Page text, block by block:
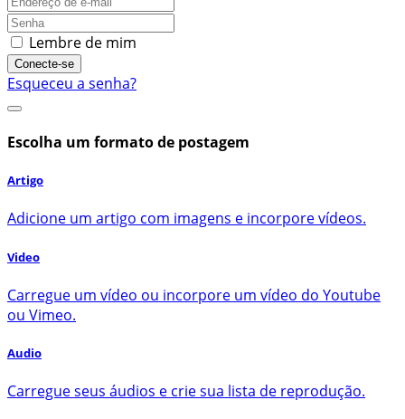
Lembre de mim
Conecte-se
Esqueceu a senha?
Escolha um formato de postagem
Artigo
Adicione um artigo com imagens e incorpore vídeos.
Video
Carregue um vídeo ou incorpore um vídeo do Youtube
ou Vimeo.
Audio
Carregue seus áudios e crie sua lista de reprodução.